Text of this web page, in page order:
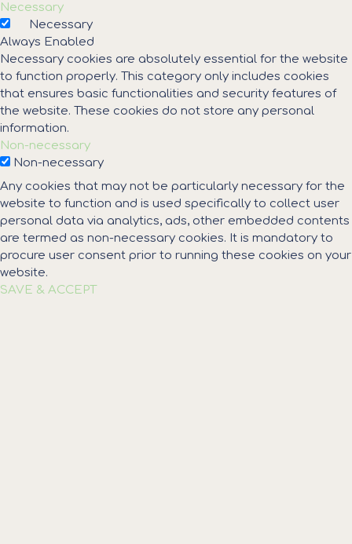
Necessary
Necessary
Always Enabled
Necessary cookies are absolutely essential for the website
to function properly. This category only includes cookies
that ensures basic functionalities and security features of
the website. These cookies do not store any personal
information.
Non-necessary
Non-necessary
Any cookies that may not be particularly necessary for the
website to function and is used specifically to collect user
personal data via analytics, ads, other embedded contents
are termed as non-necessary cookies. It is mandatory to
procure user consent prior to running these cookies on your
website.
SAVE & ACCEPT